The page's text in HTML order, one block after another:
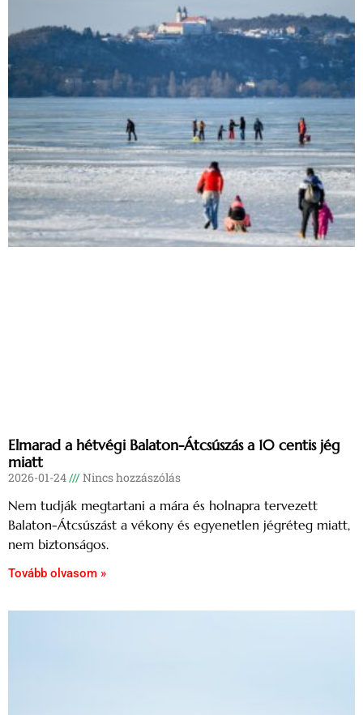
Elmarad a hétvégi Balaton-Átcsúszás a 10 centis jég
miatt
2026-01-24 Nincs hozzászólás
Nem tudják megtartani a mára és holnapra tervezett
Balaton-Átcsúszást a vékony és egyenetlen jégréteg miatt,
nem biztonságos.
Tovább olvasom »